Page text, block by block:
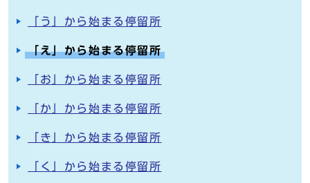
「う」から始まる停留所
「え」から始まる停留所
「お」から始まる停留所
「か」から始まる停留所
「き」から始まる停留所
「く」から始まる停留所